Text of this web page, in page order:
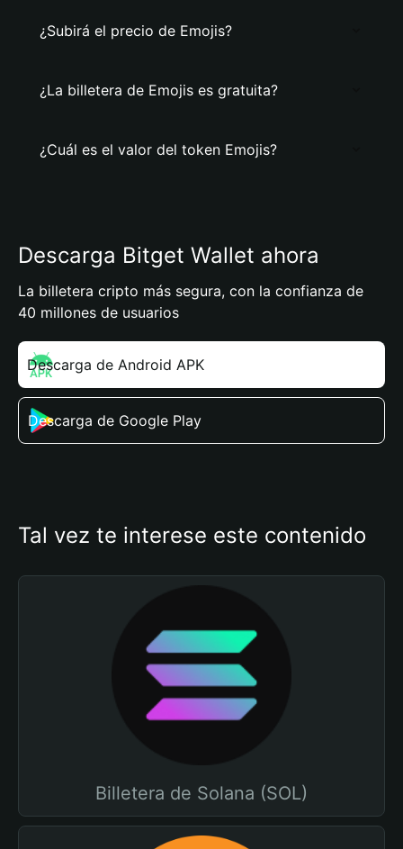
¿Subirá el precio de Emojis?
¿La billetera de Emojis es gratuita?
¿Cuál es el valor del token Emojis?
Descarga Bitget Wallet ahora
La billetera cripto más segura, con la confianza de
40 millones de usuarios
Descarga de Android APK
Descarga de Google Play
Tal vez te interese este contenido
Billetera de Solana (SOL)